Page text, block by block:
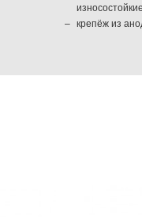
износостойкие
крепёж из